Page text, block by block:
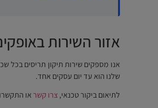
אזור השירות
אנו מספקים שירות תיקון תריסים בכל
שלנו הוא עד יום עסקים אחד.
לתיאום ביקור טכנאי, צרו קשראו